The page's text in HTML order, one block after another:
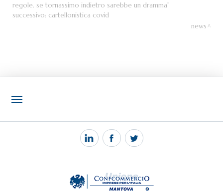
regole. se tornassimo indietro sarebbe un dramma"
successivo: cartellonistica covid
news
NOTIZIE
PEC MANTOVA MAIL